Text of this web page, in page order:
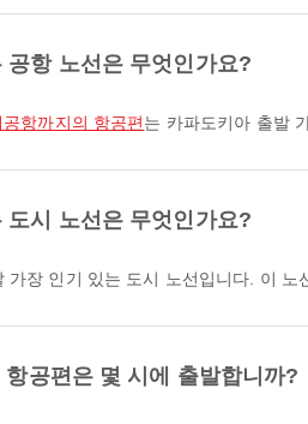
항 노선은 무엇인가요?
공항까지의 항공편는 카파도키아 출발
시 노선은 무엇인가요?
가장 인기 있는 도시 노선입니다. 이
공편은 몇 시에 출발합니까?